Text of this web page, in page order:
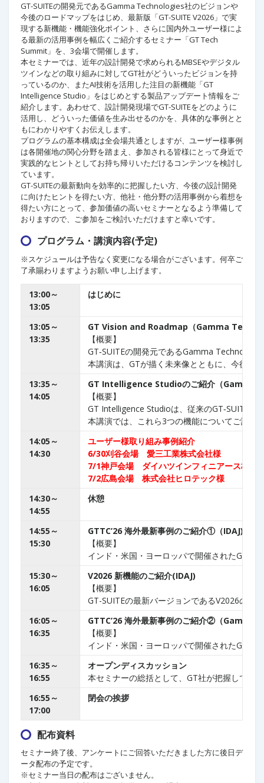
GT-SUITEの開発元であるGamma Technologies社のビジョンや
今後のロードマップをはじめ、最新版「GT-SUITE V2026」で実
現する新機能・機能強化ポイント、さらに国内外ユーザー様によ
る最新の活用事例を幅広くご紹介するセミナー「GT Tech
Summit」を、3会場で開催します。
本セミナーでは、近年の設計開発で求められるMBSEやデジタル
ツインなどの取り組みに対してGT社がどういったビジョンを持
っているのか、またAI技術を活用した注目の新機能「GT
Intelligence Studio」をはじめとする製品アップデート情報をご
紹介します。あわせて、設計開発現場でGT-SUITEをどのように
活用し、どういった価値を生み出せるのかを、具体的な事例とと
もにわかりやすくお伝えします。
プログラムの基本構成は全会場共通としますが、ユーザー様事例
は各開催地の関心分野を踏まえ、参加される皆様にとって身近で
実践的なヒントとしてお持ち帰りいただけるコンテンツを検討し
ています。
GT-SUITEの最新動向を効率的に把握したい方、今後の設計開発
に向けたヒントを得たい方、他社・他分野の活用事例から着想を
得たい方にとって、参加価値の高いセミナーとなるよう準備して
おりますので、ご参加をご検討いただけますと幸いです。
プログラム・講演内容(予定)
※スケジュールは予告なく変更になる場合がございます。何卒ご
了承賜わりますようお願い申し上げます。
13:00～
13:05
はじめに
13:05～
13:35
GT Vision and Roadmap（Gamma
【概要】
GT‑SUITEの開発元であるGamma
本講演は、GTが描く未来像とともに、今後の
13:35～
14:05
GT Intelligence Studioのご紹介（Gamma
【概要】
GT Intelligence Studioは、従来のGT‑SUITE
本講演では、これら3つの機能についてご説明
14:05～
14:30
ユーザー様取り組み事例紹介
6/30刈谷会場
愛三工業株式会社様
7/1神戸会場 ダイハツインフィニアース株式
7/2広島会場 株式会社ヒロテック様
14:30～
14:55
休憩
14:55～
15:30
GTTC’26 海外最新事例のご紹介①（IDAJ)
【概要】
インド・米国・ヨーロッパで開催された
15:30～
16:05
V2026 新機能のご紹介(IDAJ)
【概要】
GT-SUITEの最新バージョンであるV2026の数
16:05～
16:35
GTTC’26 海外最新事例のご紹介②（
【概要】
インド・米国・ヨーロッパで開催された
16:35～
16:55
オープンディスカッション
本セミナーの総括として、GT社が把握してい
16:55～
17:00
閉会の挨拶
配布資料
セミナー終了後、アンケートにご回答いただきました方に後日デ
ータ配布の予定です。
※セミナー当日の配布はございません。